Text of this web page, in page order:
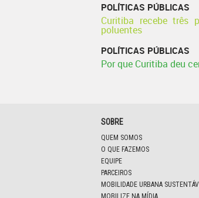
POLÍTICAS PÚBLICAS
Curitiba recebe três
poluentes
POLÍTICAS PÚBLICAS
Por que Curitiba deu
SOBRE
QUEM SOMOS
O QUE FAZEMOS
EQUIPE
PARCEIROS
MOBILIDADE URBANA
MOBILIZE NA MÍDIA